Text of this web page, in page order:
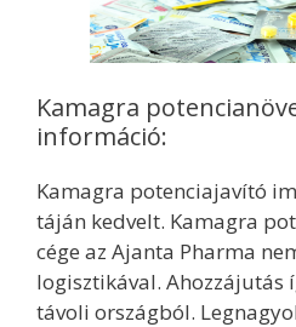
Kamagra
információ:
Kamagra potenciajavító
táján kedvelt. Kamagra
cége az Ajanta Pharma
logisztikával. Ahozzájutás
távoli országból.